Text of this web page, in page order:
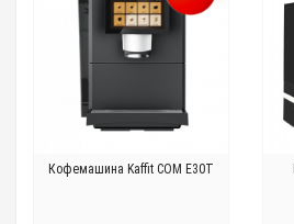
Кофемашина Kaffit COM E30T